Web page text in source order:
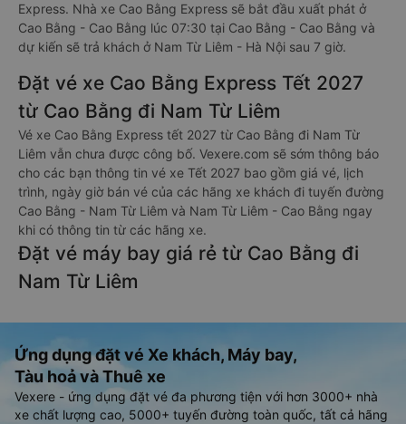
Express. Nhà xe Cao Bằng Express sẽ bắt đầu xuất phát ở
Cao Bằng - Cao Bằng lúc 07:30 tại Cao Bằng - Cao Bằng và
dự kiến sẽ trả khách ở Nam Từ Liêm - Hà Nội sau 7 giờ.
Đặt vé xe Cao Bằng Express Tết 2027
từ Cao Bằng đi Nam Từ Liêm
Vé xe Cao Bằng Express tết 2027 từ Cao Bằng đi Nam Từ
Liêm vẫn chưa được công bố. Vexere.com sẽ sớm thông báo
cho các bạn thông tin vé xe Tết 2027 bao gồm giá vé, lịch
trình, ngày giờ bán vé của các hãng xe khách đi tuyến đường
Cao Bằng - Nam Từ Liêm và Nam Từ Liêm - Cao Bằng ngay
khi có thông tin từ các hãng xe.
Đặt vé máy bay giá rẻ từ Cao Bằng đi
Nam Từ Liêm
Ứng dụng đặt vé Xe khách, Máy bay,
Tàu hoả và Thuê xe
Vexere - ứng dụng đặt vé đa phương tiện với hơn 3000+ nhà
xe chất lượng cao, 5000+ tuyến đường toàn quốc, tất cả hãng